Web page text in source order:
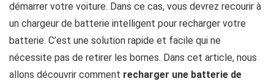
démarrer votre voiture. Dans ce cas, vous devrez recourir à
un chargeur de batterie intelligent pour recharger votre
batterie. C’est une solution rapide et facile qui ne
nécessite pas de retirer les bornes. Dans cet article, nous
allons découvrir comment recharger une batterie de